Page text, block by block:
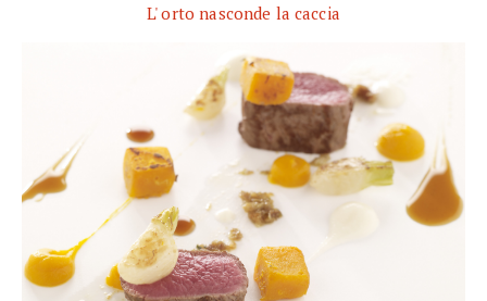
L' orto nasconde la caccia